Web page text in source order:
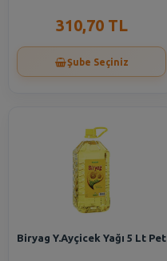
310,70 TL
Şube Seçiniz
Biryag Y.Ayçicek Yağı 5 Lt Pet